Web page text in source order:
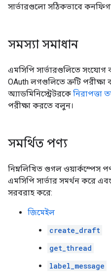
সার্ভারগুলো সঠিকভাবে
সমস্যা সমাধান
এমসিপি সার্ভারগুলিতে
OAuth লগগুলিতে ত্রুটি
অ্যাডমিনিস্ট্রেটরকে নিরাপত্তা
পরীক্ষা করতে বলুন।
সমর্থিত পণ্য
নিম্নলিখিত গুগল ওয়ার্কস্পেস
এমসিপি সার্ভার সমর্থন করে
সরবরাহ করে:
জিমেইল
create_draft
get_thread
label_message